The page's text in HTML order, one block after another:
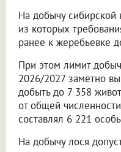
На добычу сибирской
из которых
ранее к жеребьевке
При этом лимит
2026/2027 заметно
добыть до 7 358
от общей
составлял 6 221
На добычу лося